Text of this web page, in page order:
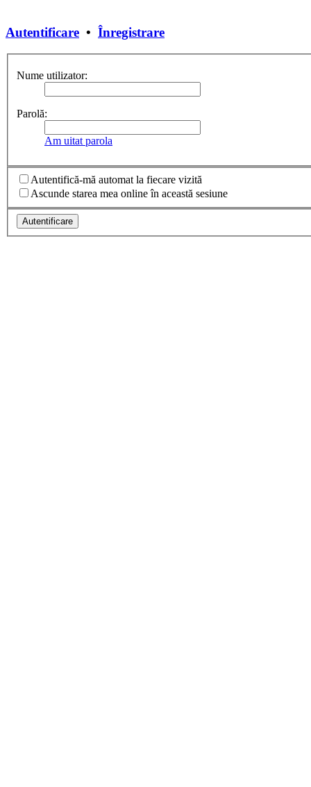
Autentificare • Înregistrare
Nume utilizator:
Parolă:
Am uitat parola
Autentifică-mă automat la fiecare vizită
Ascunde starea mea online în această sesiune